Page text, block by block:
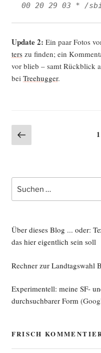
00 20 29 03 * /
Update 2: Ein paar Fotos
terszu fin­den; ein
vor blieb – samt Rück­blick
bei Tree­hug­ger.
Seitennummerierung
der
Vorherige
Seite
1
Suche
nach:
Über dieses Blog ... oder:
das hier eigentlich sein soll
Rechner zur Landtagswahl
Experimentell: meine SF-
durchsuchbarer Form
FRISCH